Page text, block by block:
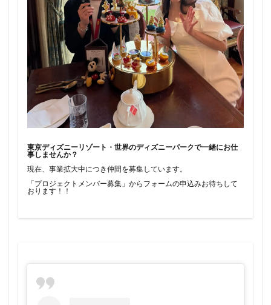
東京ディズニーリゾート・世界のディズニーパークで一緒にお仕
事しませんか？
現在、事業拡大中につき仲間を募集しています。
「プロジェクトメンバー募集」からフォームの申込みお待ちして
おります！！